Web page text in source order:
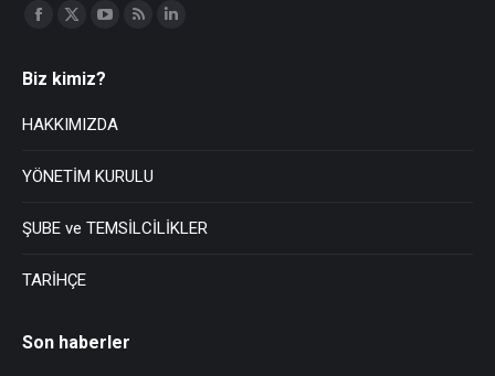
Find us on:
Biz kimiz?
HAKKIMIZDA
YÖNETİM KURULU
ŞUBE ve TEMSİLCİLİKLER
TARİHÇE
Son haberler